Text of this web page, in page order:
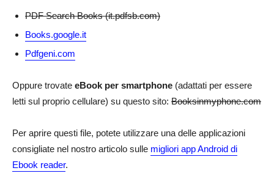
PDF Search Books (it.pdfsb.com)
Books.google.it
Pdfgeni.com
Oppure trovate eBook per smartphone (adattati per essere
letti sul proprio cellulare) su questo sito: Booksinmyphone.com
Per aprire questi file, potete utilizzare una delle applicazioni
consigliate nel nostro articolo sulle migliori app Android di
Ebook reader.